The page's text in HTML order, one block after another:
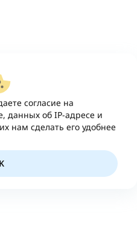
согласие на
данных об IP-адресе и
нам сделать его удобнее